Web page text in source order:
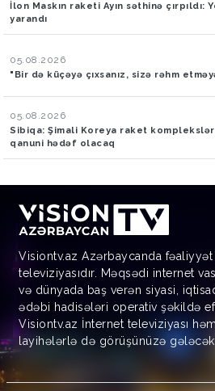
İlon Maskın raketi Ayın səthinə çırpıldı:
yarandı
05.08.2026
"Bir də küçəyə çıxsanız, sizə rəhm
05.08.2026
Sibiqa: Şimali Koreya raket
qanuni hədəf olacaq
Visiontv.az Azərbaycanda
televiziyasıdır. Məqsədi internet
və dünyada baş verən siyasi,
ədəbi hadisələri operativ şəkildə
Visiontv.az İnternet televiziyası
layihələrlə də görüşünüzə gələcək.